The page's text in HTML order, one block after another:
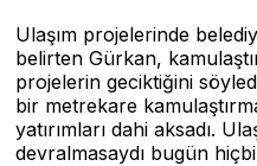
Ulaşım projelerinde
belirten Gürkan,
projelerin geciktiğini
bir metrekare
yatırımları dahi aksadı.
devralmasaydı bugün